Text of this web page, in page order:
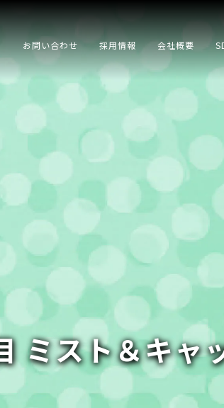
ミスト＆キャ
お問い合わせ 採用情報 会社概要